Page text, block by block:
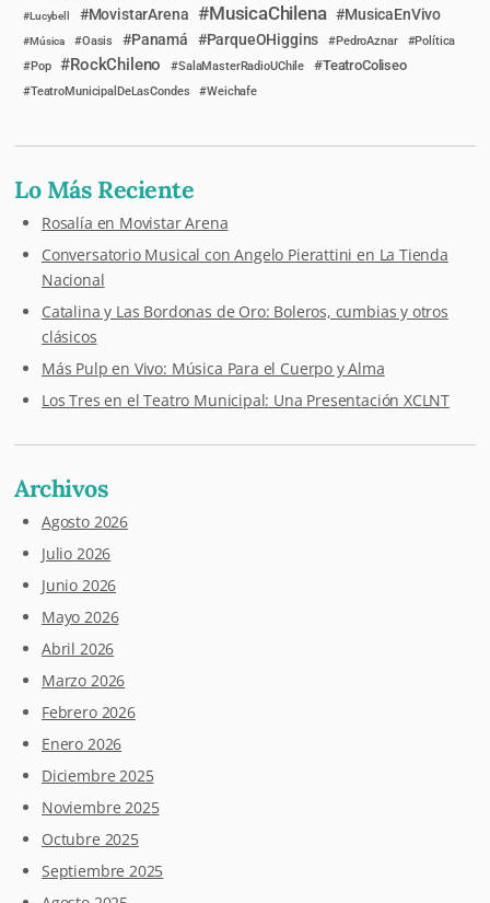
Lucybell
MovistarArena MusicaChilena MusicaEnVivo
Música Oasis Panamá ParqueOHiggins PedroAznar
Política
Pop
RockChileno SalaMasterRadioUChile TeatroColiseo
TeatroMunicipalDeLasCondes Weichafe
Lo Más Reciente
Rosalía en Movistar Arena
Conversatorio Musical con Angelo Pierattini en La Tienda
Nacional
Catalina y Las Bordonas de Oro: Boleros, cumbias y otros
clásicos
Más Pulp en Vivo: Música Para el Cuerpo y Alma
Los Tres en el Teatro Municipal: Una Presentación XCLNT
Archivos
Agosto 2026
Julio 2026
Junio 2026
Mayo 2026
Abril 2026
Marzo 2026
Febrero 2026
Enero 2026
Diciembre 2025
Noviembre 2025
Octubre 2025
Septiembre 2025